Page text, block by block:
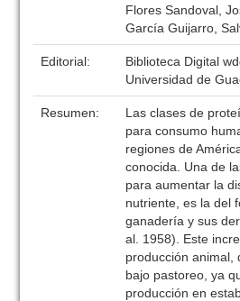
Flores Sandoval,
García Guijarro,
Editorial:
Biblioteca Digital
Universidad de
Resumen:
Las clases de
para consumo
regiones de
conocida. Una de
para aumentar la
nutriente, es la del
ganadería y sus
al. 1958). Este
producción animal,
bajo pastoreo, ya
producción en